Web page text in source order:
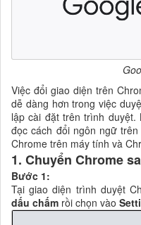
Việc đổi giao diện trên
dễ dàng hơn trong việc
lập cài đặt trên trình
đọc cách đổi ngôn ngữ
Chrome trên máy tính và
1. Chuyển Chrome
Bước 1:
Tại giao diện trình duyệt
dấu chấm rồi chọn vào